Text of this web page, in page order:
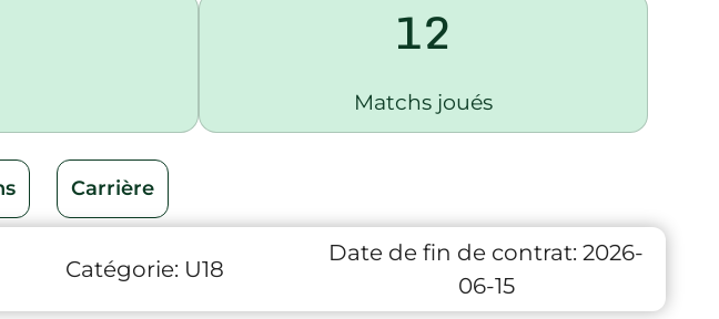
12
Matchs joués
Carrière
Catégorie: U18
Date de fin de contrat: 2026-
06-15